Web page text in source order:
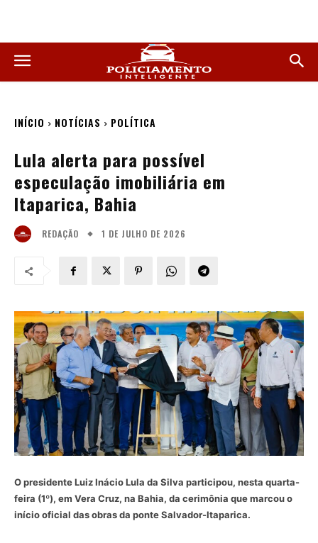
INÍCIO NOTÍCIAS POLÍTICA
Lula alerta para possível
especulação imobiliária em
Itaparica, Bahia
REDAÇÃO 1 DE JULHO DE 2026
O presidente Luiz Inácio Lula da Silva participou, nesta quarta-
feira (1º), em Vera Cruz, na Bahia, da cerimônia que marcou o
início oficial das obras da ponte Salvador-Itaparica.